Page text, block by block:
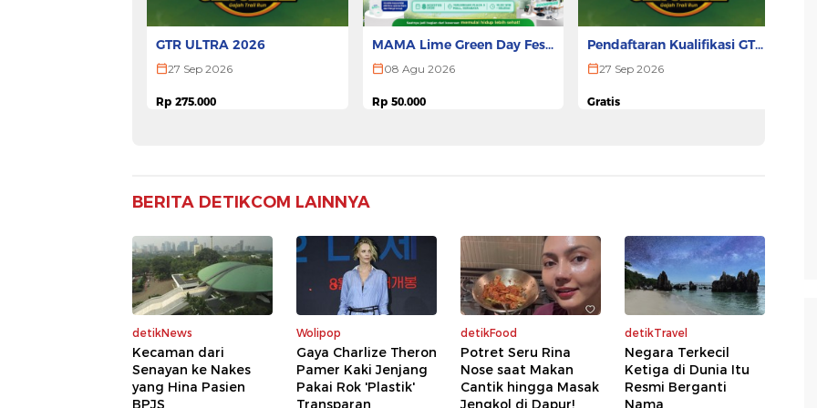
GTR ULTRA 2026
27 Sep 2026
Rp 275.000
MAMA Lime Green Day Fest
2026 - SURABAYA
08 Agu 2026
Rp 50.000
Pendaftaran Kualifikasi GTR
ULTRA 2026
27 Sep 2026
Gratis
BERITA DETIKCOM LAINNYA
detikNews
Kecaman dari
Senayan ke Nakes
yang Hina Pasien
BPJS
Wolipop
Gaya Charlize Theron
Pamer Kaki Jenjang
Pakai Rok 'Plastik'
Transparan
detikFood
Potret Seru Rina
Nose saat Makan
Cantik hingga Masak
Jengkol di Dapur!
detikTravel
Negara Terkecil
Ketiga di Dunia Itu
Resmi Berganti
Nama